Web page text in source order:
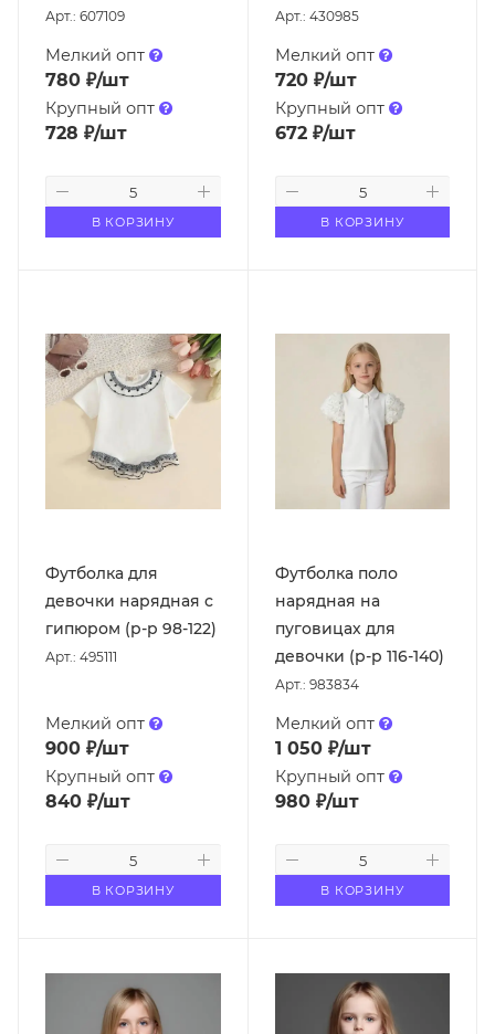
Арт.: 607109
Мелкий опт
780 ₽/шт
Крупный опт
728 ₽/шт
В КОРЗИНУ
Арт.: 430985
Мелкий опт
720₽/шт
Крупный опт
672₽/шт
В КОРЗИНУ
Футболка для
девочки нарядная с
гипюром (р-р 98-122)
Арт.: 495111
Мелкий опт
900 ₽/шт
Крупный опт
840 ₽/шт
В КОРЗИНУ
Футболка поло
нарядная на
пуговицах для
девочки (р-р 116-140)
Арт.: 983834
Мелкий опт
1 050₽/шт
Крупный опт
980₽/шт
В КОРЗИНУ